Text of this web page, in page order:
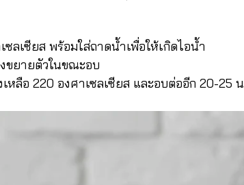
ลเซียส พร้อมใส่ถาดน้ำเพื่อให้เกิดไอน้ำ
ขยายตัวในขณะอบ
อ 220 องศาเซลเซียส และอบต่ออีก 20-25